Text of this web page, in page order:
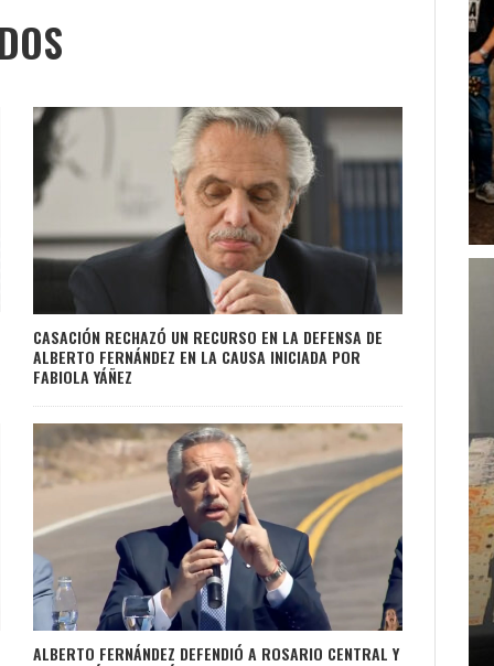
CASACIÓN RECHAZÓ UN RECURSO EN LA DEFENSA DE
ALBERTO FERNÁNDEZ EN LA CAUSA INICIADA POR
FABIOLA YÁÑEZ
ALBERTO FERNÁNDEZ DEFENDIÓ A ROSARIO CENTRAL Y